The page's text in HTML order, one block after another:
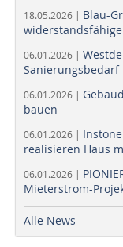
18.05.2026 | Blau-
06.01.2026 |
Sanierungsbedarf
06.01.2026 |
bauen
06.01.2026 |
realisieren Haus
06.01.2026 |
Mieterstrom-
Alle News